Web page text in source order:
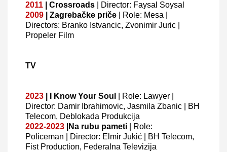
2011
Crossroads
Director: Faysal Soysal
2009
Zagrebačke priče
| Role: Mesa |
Directors: Branko Istvancic, Zvonimir Juric
Propeler Film
TV
2023 | I Know Your Soul
| Role: Lawyer |
Director: Damir Ibrahimovic, Jasmila Zbanic
| BH
Telecom, Deblokada Produkcija
2022-2023
|Na rubu pameti
| Role:
Policeman |
Director: Elmir Jukić
| BH Telecom,
Fist Production, Federalna Televizija